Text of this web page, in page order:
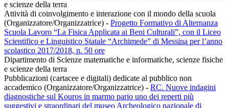
e scienze della terra
Attività di coinvolgimento e interazione con il mondo della scuola
(Organizzatore/Organizzatrice) - Progetto Formativo di Alternanza
Scuola Lavoro “La Fisica Applicata ai Beni Culturali”, con il Liceo
Scientifico e Linguistico Statale “Archimede” di Messina per l’anno
scolastico 2017/2018, n. 50 ore
Dipartimento di Scienze matematiche e informatiche, scienze fisiche
e scienze della terra
Pubblicazioni (cartacee e digitali) dedicate al pubblico non
accademico (Organizzatore/Organizzatrice) - RC. Nuove indagini
diagnostiche sul Kouros in marmo pario uno dei reperti più
suggestivi e straordinari del museo Archeologico nazionale di